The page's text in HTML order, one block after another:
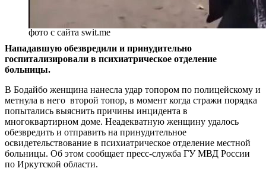
фото с сайта swit.me
Нападавшую обезвредили и принудительно
госпитализировали в психиатрическое отделение
больницы.
В Бодайбо женщина нанесла удар топором по полицейскому и
метнула в него второй топор, в момент когда стражи порядка
попытались выяснить причины инцидента в
многоквартирном доме. Неадекватную женщину удалось
обезвредить и отправить на принудительное
освидетельствование в психиатрическое отделение местной
больницы. Об этом сообщает пресс-служба ГУ МВД России
по Иркутской области.